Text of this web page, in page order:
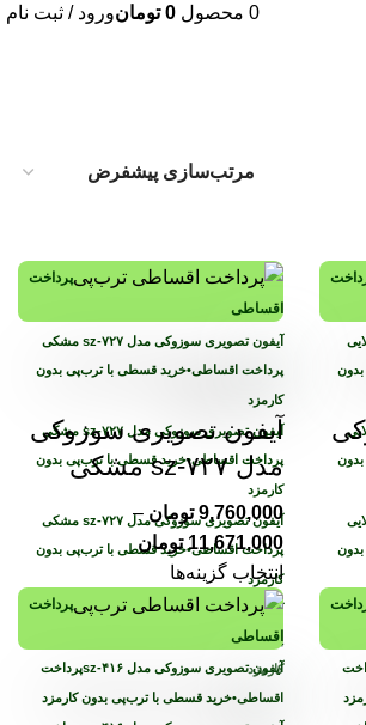
0 محصول 0 تومانورود / ثبت نام
پرداخت
اقساطی
پرداخت اقساطی•خرید قسطی با ترب‌پی بدون
کارمزد
پرداخت اقساطی•خرید قسطی با ترب‌پی بدون
کارمزد
پرداخت اقساطی•خرید قسطی با ترب‌پی بدون
کارمزد
پرداخت اقساطی
کارمزد
آیفون تصویری سوزوکی
مدل sz-۷۲۷ مشکی
9,760,000 تومان –
11,671,000 تومان
انتخاب گزینه‌ها
پرداخت
اقساطی
پرداخت
اقساطی•خرید قسطی با ترب‌پی بدون کارمزد